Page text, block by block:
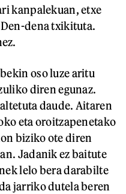
kanpalekuan, etxe
dena txikituta.
oso luze aritu
diren egunaz.
daude. Aitaren
eta oroitzapenetako
biziko ote diren
Jadanik ez baitute
lelo bera darabilte
jarriko dutela beren